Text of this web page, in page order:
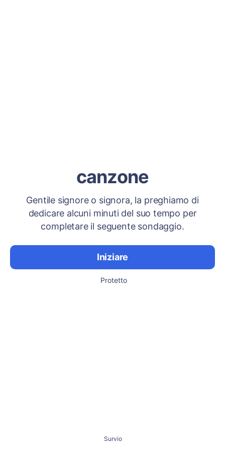
canzone
Gentile signore o signora, la preghiamo di
dedicare alcuni minuti del suo tempo per
completare il seguente sondaggio.
Iniziare
Protetto
Survio